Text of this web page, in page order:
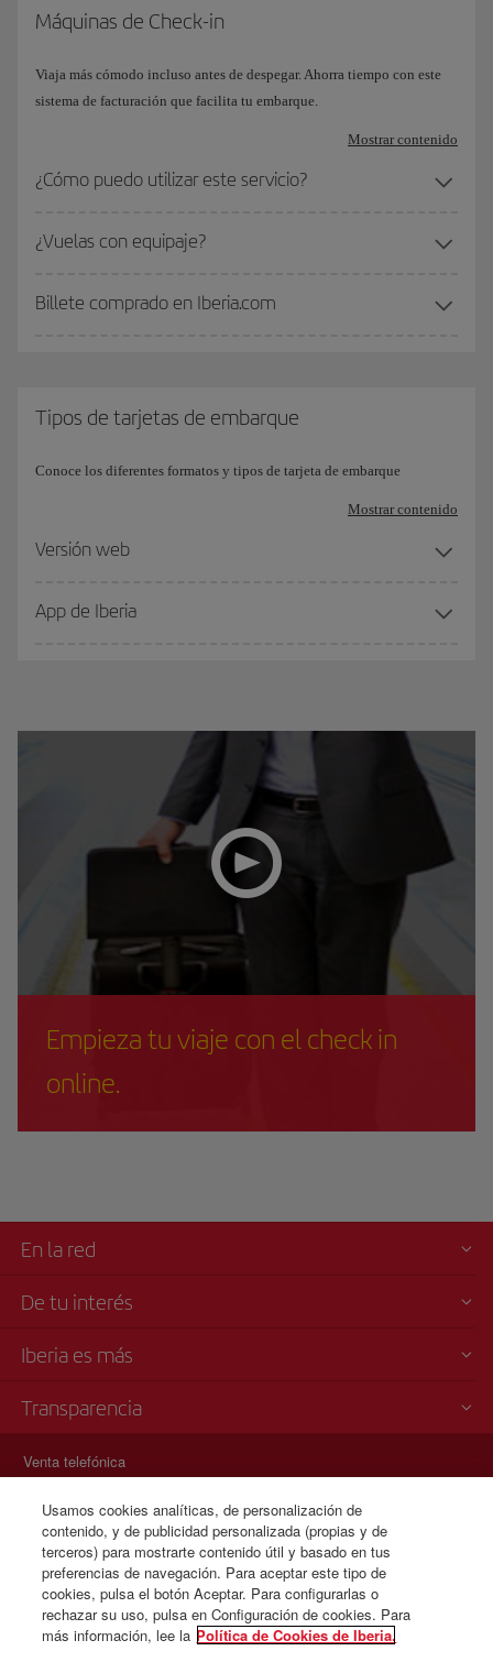
Máquinas de Check-in
Viaja más cómodo incluso antes de despegar. Ahorra tiempo con este
sistema de facturación que facilita tu embarque.
Mostrar contenido
¿Cómo puedo utilizar este servicio?
¿Vuelas con equipaje?
Billete comprado en Iberia.com
Tipos de tarjetas de embarque
Conoce los diferentes formatos y tipos de tarjeta de embarque
Mostrar contenido
Versión web
App de Iberia
Empieza tu viaje con el check in
online.
En la red
De tu interés
Iberia es más
Transparencia
Venta telefónica
Lunes a domingo 00:00 - 24:00 horas ( español e inglés).
Línea gratuita
+58 800 364 56 45
Lunes a domingo 00:00 - 24:00 horas ( español e inglés).
Usamos cookies analíticas, de personalización de
contenido, y de publicidad personalizada (propias y de
terceros) para mostrarte contenido útil y basado en tus
preferencias de navegación. Para aceptar este tipo de
cookies, pulsa el botón Aceptar. Para configurarlas o
rechazar su uso, pulsa en Configuración de cookies. Para
más información, lee la Política de Cookies de Iberia.